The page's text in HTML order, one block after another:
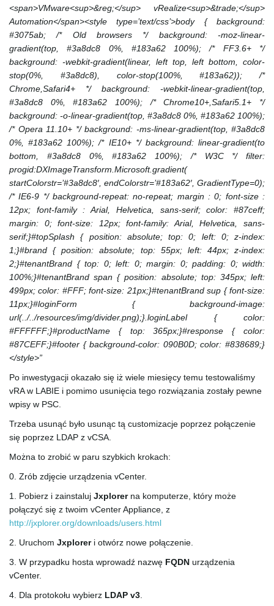
<span>VMware<sup>&reg;</sup> vRealize<sup>&trade;</sup>
Automation</span><style type=’text/css’>body { background:
#3075ab; /* Old browsers */ background: -moz-linear-
gradient(top, #3a8dc8 0%, #183a62 100%); /* FF3.6+ */
background: -webkit-gradient(linear, left top, left bottom, color-
stop(0%, #3a8dc8), color-stop(100%, #183a62)); /*
Chrome,Safari4+ */ background: -webkit-linear-gradient(top,
#3a8dc8 0%, #183a62 100%); /* Chrome10+,Safari5.1+ */
background: -o-linear-gradient(top, #3a8dc8 0%, #183a62 100%);
/* Opera 11.10+ */ background: -ms-linear-gradient(top, #3a8dc8
0%, #183a62 100%); /* IE10+ */ background: linear-gradient(to
bottom, #3a8dc8 0%, #183a62 100%); /* W3C */ filter:
progid:DXImageTransform.Microsoft.gradient(
startColorstr=’#3a8dc8′, endColorstr=’#183a62′, GradientType=0);
/* IE6-9 */ background-repeat: no-repeat; margin : 0; font-size :
12px; font-family : Arial, Helvetica, sans-serif; color: #87ceff;
margin: 0; font-size: 12px; font-family: Arial, Helvetica, sans-
serif;}#topSplash { position: absolute; top: 0; left: 0; z-index:
1;}#brand { position: absolute; top: 55px; left: 44px; z-index:
2;}#tenantBrand { top: 0; left: 0; margin: 0; padding: 0; width:
100%;}#tenantBrand span { position: absolute; top: 345px; left:
499px; color: #FFF; font-size: 21px;}#tenantBrand sup { font-size:
11px;}#loginForm { background-image:
url(../../resources/img/divider.png);}.loginLabel { color:
#FFFFFF;}#productName { top: 365px;}#response { color:
#87CEFF;}#footer { background-color: 090B0D; color: #838689;}
</style>”
Po inwestygacji okazało się iż wiele miesięcy temu testowaliśmy
vRA w LABIE i pomimo usunięcia tego rozwiązania zostały pewne
wpisy w PSC.
Trzeba usunąć było usunąc tą customizacje poprzez połączenie
się poprzez LDAP z vCSA.
Można to zrobić w paru szybkich krokach:
0. Zrób zdjęcie urządzenia vCenter.
1. Pobierz i zainstaluj Jxplorerna komputerze, który może
połączyć się z twoim vCenter Appliance, z
http://jxplorer.org/downloads/users.html
2. Uruchom Jxploreri otwórz nowe połączenie.
3. W przypadku hosta wprowadź nazwę FQDN urządzenia
vCenter.
4. Dla protokołu wybierz LDAP v3